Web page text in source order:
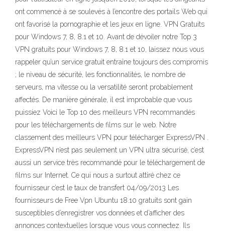
ont commencé à se soulevés à l’encontre des portails Web qui
ont favorisé la pornographie et les jeux en ligne. VPN Gratuits
pour Windows 7, 8, 8.1 et 10. Avant de dévoiler notre Top 3
VPN gratuits pour Windows 7, 8, 8.1 et 10, laissez nous vous
rappeler qu’un service gratuit entraîne toujours des compromis
; le niveau de sécurité, les fonctionnalités, le nombre de
serveurs, ma vitesse ou la versatilité seront probablement
affectés. De manière générale, il est improbable que vous
puissiez Voici le Top 10 des meilleurs VPN recommandés
pour les téléchargements de films sur le web. Notre
classement des meilleurs VPN pour télécharger ExpressVPN .
ExpressVPN n’est pas seulement un VPN ultra sécurisé, c’est
aussi un service très recommandé pour le téléchargement de
films sur Internet. Ce qui nous a surtout attiré chez ce
fournisseur c’est le taux de transfert 04/09/2013 Les
fournisseurs de Free Vpn Ubuntu 18.10 gratuits sont gain
susceptibles d’enregistrer vos données et d’afficher des
annonces contextuelles lorsque vous vous connectez. Ils